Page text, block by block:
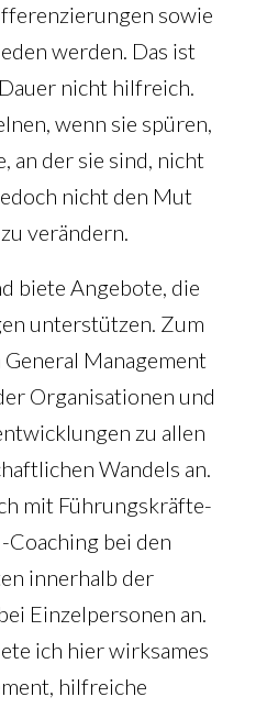
sowie
werden. Das ist
nicht hilfreich.
wenn sie spüren,
an der sie sind, nicht
nicht den Mut
verändern.
biete Angebote, die
unterstützen. Zum
Management
Organisationen und
zu allen
Wandels an.
mit Führungskräfte-
Coaching bei den
innerhalb der
Einzelpersonen an.
ich hier wirksames
hilfreiche